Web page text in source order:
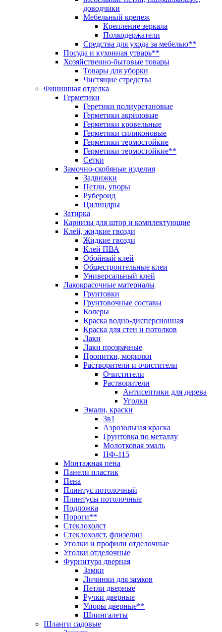
доводчики
Мебельный крепеж
Крепление зеркала
Полкодержатели
Средства для ухода за мебелью**
Посуда и кухонная утварь**
Хозяйственно-бытовые товары
Товары для уборки
Чистящие стредства
Финишная отделка
Герметики
Геретики полиуретановые
Герметики акриловые
Герметики кровельные
Герметики силиконовые
Герметики термостойкие
Герметики термостойкие**
Сетки
Замочно-скобяные изделия
Задвижки
Петли, упоры
Рубероид
Цилиндры
Затирка
Карнизы для штор и комплектующие
Клей, жидкие гвозди
Жидкие гвозди
Клей ПВА
Обойный клей
Общестроительные клеи
Универсальный клей
Лакокрасочные материалы
Грунтовки
Грунтовочные составы
Колеры
Краска водно-дисперсионная
Краска для стен и потолков
Лаки
Лаки прозрачные
Пропитки, морилки
Растворители и очистители
Очистители
Растворители
Антисептики для дерева
Уголки
Эмали, краски
3в1
Аэрозольная краска
Грунтовка по металлу
Молотковая эмаль
ПФ-115
Монтажная пена
Панели пластик
Пена
Плинтус потолочный
Плинтусы потолочные
Подложка
Пороги**
Стеклохолст
Стеклохолст, флизелин
Уголки и профили отделочные
Уголки отделочные
Фурнитура дверная
Замки
Личинки для замков
Петли дверные
Ручки дверные
Упоры дверные**
Шпингалеты
Шланги садовые